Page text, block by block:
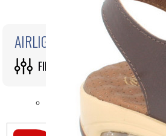
AIRLIGHT PODPLAT I. KRIŽNI
FILTRI